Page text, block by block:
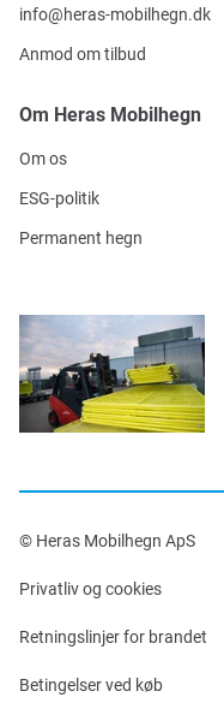
info@heras-mobilhegn.dk
Anmod om tilbud
Om Heras Mobilhegn
Om os
ESG-politik
Permanent hegn
© Heras Mobilhegn ApS
Privatliv og cookies
Retningslinjer for brandet
Betingelser ved køb